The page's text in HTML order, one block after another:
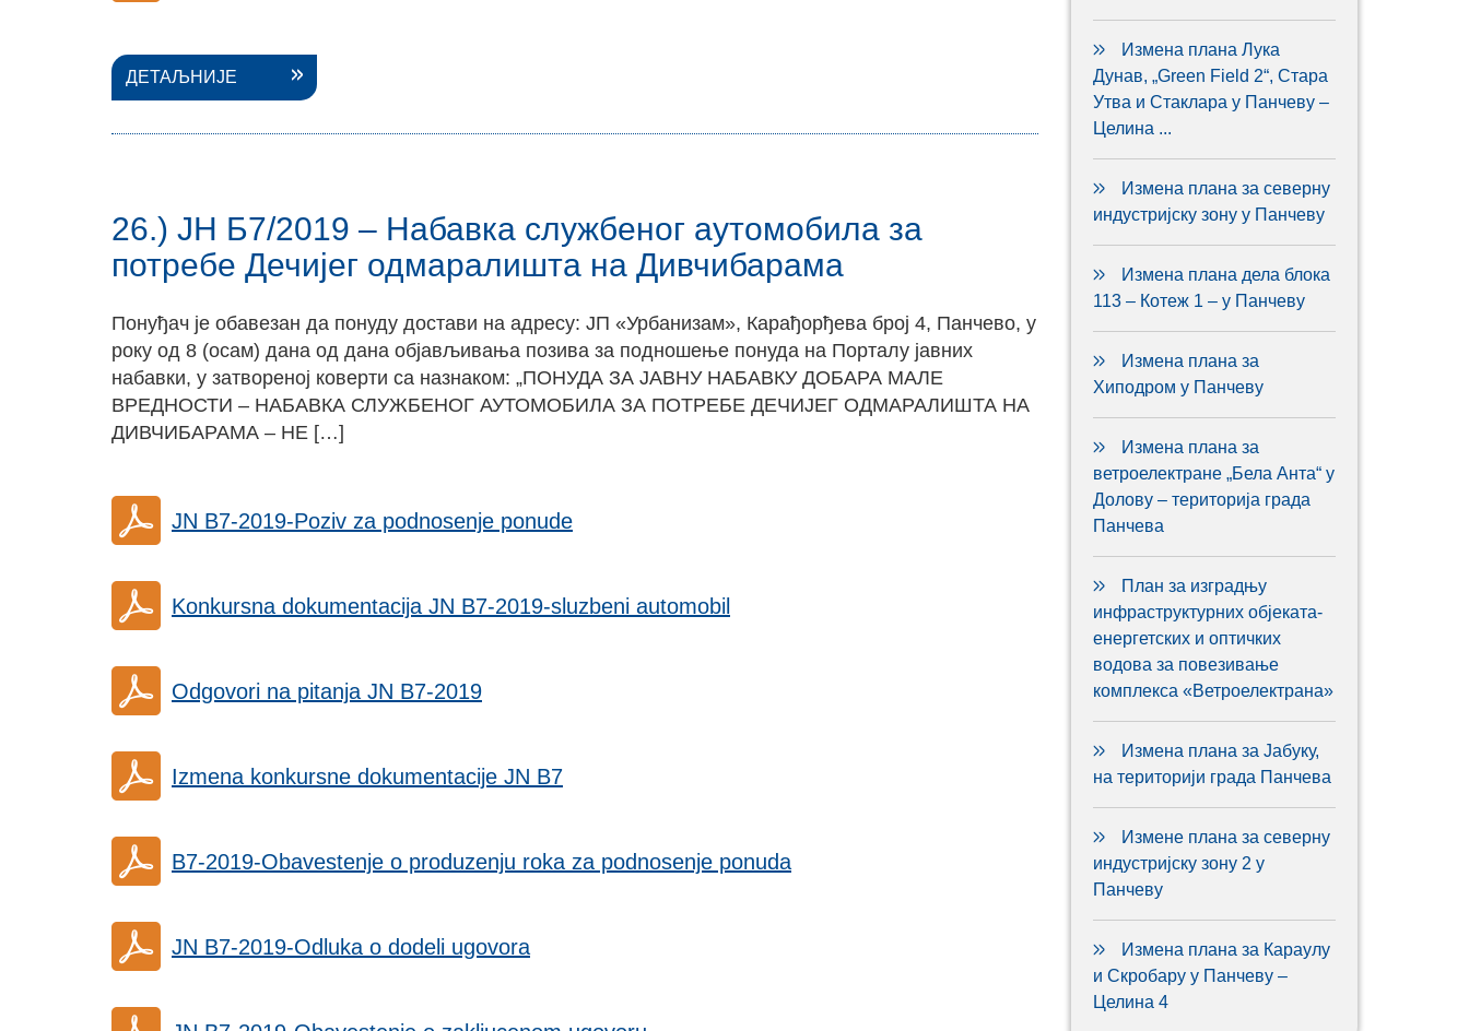
ДЕТАЉНИЈЕ
26.) ЈН Б7/2019 – Набавка службеног аутомобила за
потребе Дечијег одмаралишта на Дивчибарама
Понуђач је обавезан да понуду достави на адресу: ЈП «Урбанизам», Карађорђева број 4, Панчево, у
року од 8 (осам) дана од дана објављивања позива за подношење понуда на Порталу јавних
набавки, у затвореној коверти са назнаком: „ПОНУДА ЗА ЈАВНУ НАБАВКУ ДОБАРА МАЛЕ
ВРЕДНОСТИ – НАБАВКА СЛУЖБЕНОГ АУТОМОБИЛА ЗА ПОТРЕБЕ ДЕЧИЈЕГ ОДМАРАЛИШТА НА
ДИВЧИБАРАМА – НЕ […]
JN B7-2019-Poziv za podnosenje ponude
Konkursna dokumentacija JN B7-2019-sluzbeni automobil
Odgovori na pitanja JN B7-2019
Izmena konkursne dokumentacije JN B7
B7-2019-Obavestenje o produzenju roka za podnosenje ponuda
JN B7-2019-Odluka o dodeli ugovora
Измена плана Лука
Дунав, „Green Field 2“, Стара
Утва и Стаклара у Панчеву –
Целина ...
Измена плана за северну
индустријску зону у Панчеву
Измена плана дела блока
113 – Котеж 1 – у Панчеву
Измена плана за
Хиподром у Панчеву
Измена плана за
ветроелектране „Бела Анта“ у
Долову – територија града
Панчева
План за изградњу
инфраструктурних објеката-
енергетских и оптичких
водова за повезивање
комплекса «Ветроелектрана»
Измена плана за Јабуку,
на територији града Панчева
Измене плана за северну
индустријску зону 2 у
Панчеву
Измена плана за Караулу
и Скробару у Панчеву –
Целина 4